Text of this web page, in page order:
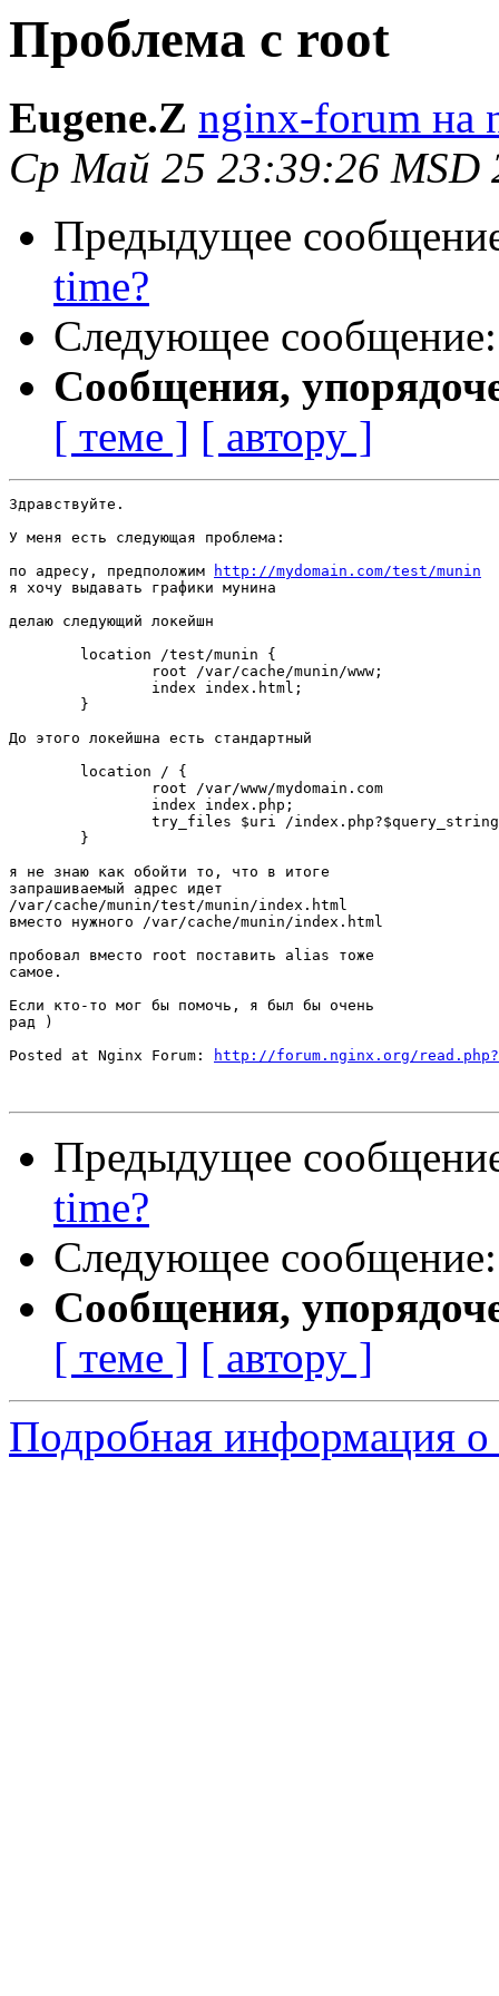
Проблема с root
Eugene.Z nginx-forum на
Ср Май 25 23:39:26 MSD
Предыдущее
time?
Следующее
Сообщения,
[ теме ] [ автору ]
Здравствуйте.
У меня есть следующая проблема:
по адресу, предположим
http://mydomain.com/test/munin
я хочу выдавать графики мунина
делаю следующий локейшн
До этого локейшна есть стандартный
я не знаю как обойти то, что в итоге
запрашиваемый адрес идет
/var/cache/munin/test/munin/index.html
вместо нужного /var/cache/munin/index.html
пробовал вместо root поставить alias тоже
самое.
Если кто-то мог бы помочь, я был бы очень
рад )
Posted at Nginx Forum:
http://forum.nginx.org/
Предыдущее
time?
Следующее
Сообщения,
[ теме ] [ автору ]
Подробная информация